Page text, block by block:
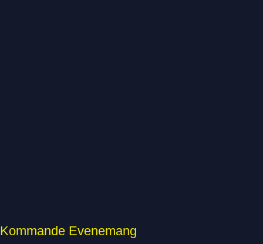
Kommande Evenemang